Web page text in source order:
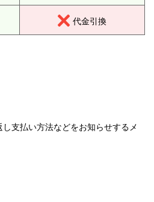
代金引換
支払い方法などをお知らせするメ